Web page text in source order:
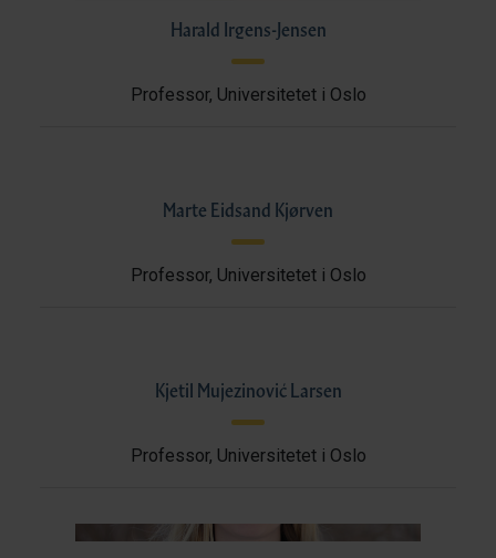
Harald Irgens-Jensen
Professor, Universitetet i Oslo
Marte Eidsand Kjørven
Professor, Universitetet i Oslo
Kjetil Mujezinović Larsen
Professor, Universitetet i Oslo